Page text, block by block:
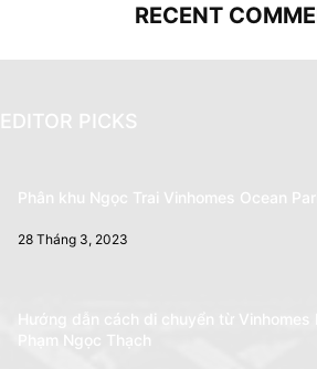
RECENT
EDITOR PICKS
Phân khu Ngọc Trai Vinhomes Ocean
28 Tháng 3, 2023
Hướng dẫn cách di chuyển từ
Phạm Ngọc Thạch